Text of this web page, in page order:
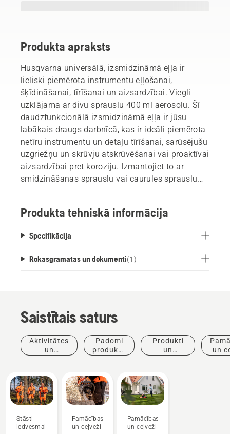
Produkta apraksts
Husqvarna universālā, izsmidzināmā eļļa ir
lieliski piemērota instrumentu eļļošanai,
šķīdināšanai, tīrīšanai un aizsardzībai. Viegli
uzklājama ar divu sprauslu 400 ml aerosolu. Šī
daudzfunkcionālā izsmidzināmā eļļa ir jūsu
labākais draugs darbnīcā, kas ir ideāli piemērota
netīru instrumentu un detaļu tīrīšanai, sarūsējušu
uzgriežņu un skrūvju atskrūvēšanai vai proaktīvai
aizsardzībai pret koroziju. Izmantojiet to ar
smidzināšanas sprauslu vai caurules sprauslu
Produkta tehniskā informācija
Specifikācija
Rokasgrāmatas un dokumenti(1 )
Saistītais saturs
Aktivitātes
un
Padomi
produktu
Produkti
un
un
Stāsti
iedvesmai
Pamācības
un ceļveži
Pamācības
un ceļveži